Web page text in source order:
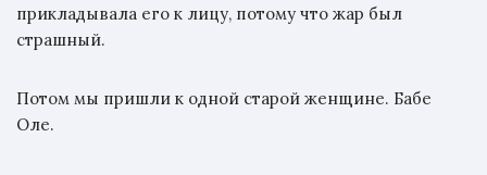
прикладывала его к лицу, потому что жар был
страшный.
Потом мы пришли к одной старой женщине. Бабе
Оле.